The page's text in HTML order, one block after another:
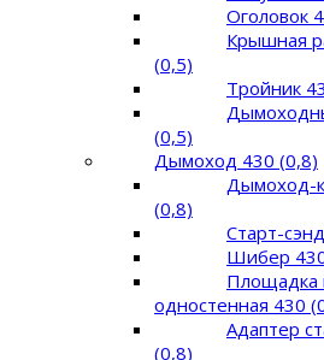
Оголовок
Крышная
(0,5)
Тройник
(0,5)
Дымоход 430 (0,8)
Дымоход-
(0,8)
Старт-
Шибер
Площадка
одностенная 430
Адаптер
(0,8)